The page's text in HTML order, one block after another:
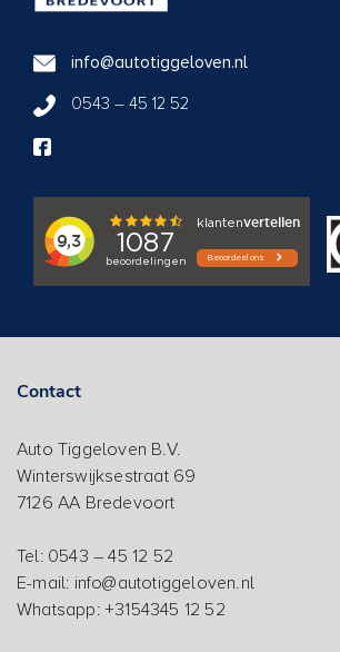
info@autotiggeloven.nl
0543 – 45 12 52
Contact
Auto Tiggeloven B.V.
Winterswijksestraat 69
7126 AA Bredevoort
Tel: 0543 – 45 12 52
E-mail: info@autotiggeloven.nl
Whatsapp: +3154345 12 52